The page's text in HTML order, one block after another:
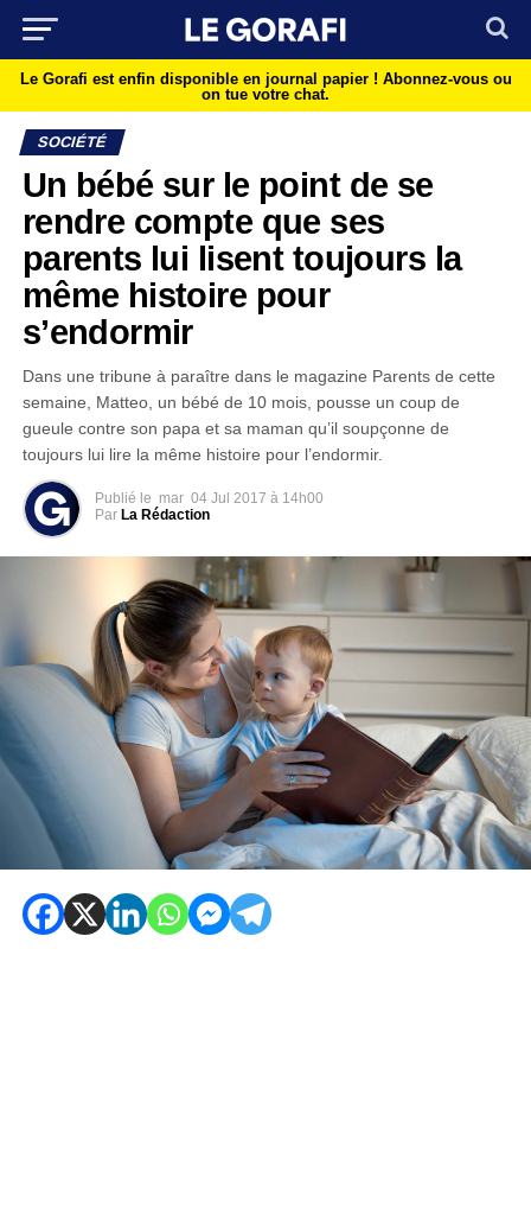
Le Gorafi est enfin disponible en journal papier ! Abonnez-vous ou
on tue votre chat.
SOCIÉTÉ
Un bébé sur le point de se
rendre compte que ses
parents lui lisent toujours la
même histoire pour
s’endormir
Dans une tribune à paraître dans le magazine Parents de cette
semaine, Matteo, un bébé de 10 mois, pousse un coup de
gueule contre son papa et sa maman qu’il soupçonne de
toujours lui lire la même histoire pour l’endormir.
Publié le mar 04 Jul 2017 à 14h00
Par La Rédaction